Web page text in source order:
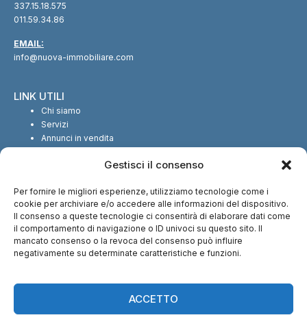
Gestisci il consenso
Per fornire le migliori esperienze, utilizziamo tecnologie come i
cookie per archiviare e/o accedere alle informazioni del dispositivo.
Il consenso a queste tecnologie ci consentirà di elaborare dati come
il comportamento di navigazione o ID univoci su questo sito. Il
mancato consenso o la revoca del consenso può influire
negativamente su determinate caratteristiche e funzioni.
ACCETTO
337.15.18.575
011.59.34.86
EMAIL:
info@nuova-immobiliare.com
LINK UTILI
Chi siamo
Servizi
Annunci in vendita
SEGUICI SUI SOCIAL
CI TROVI ANCHE SU: